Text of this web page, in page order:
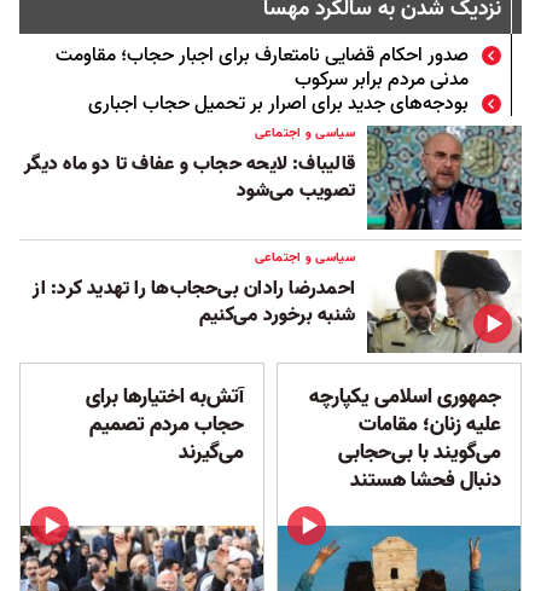
نزدیک شدن به سالگرد مهسا
صدور احکام قضایی نامتعارف برای اجبار حجاب؛ مقاومت
مدنی مردم برابر سرکوب
بودجه‌های جدید برای اصرار بر تحمیل حجاب اجباری
سیاسی و اجتماعی
قالیباف: لایحه حجاب و عفاف تا دو ماه دیگر
تصویب می‌شود
سیاسی و اجتماعی
احمدرضا رادان بی‌حجاب‌ها را تهدید کرد: از
شنبه برخورد می‌کنیم
جمهوری اسلامی یکپارچه
علیه زنان؛ مقامات
می‌گویند با بی‌حجابی
دنبال فحشا هستند
آتش‌به اختیارها برای
حجاب مردم تصمیم
می‌گیرند